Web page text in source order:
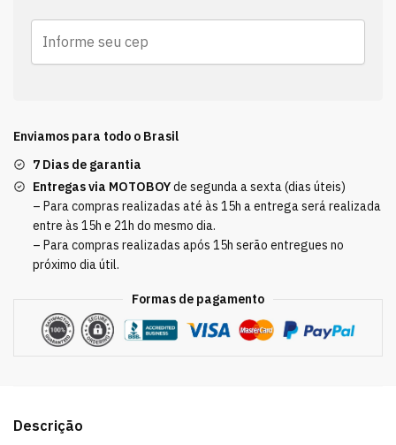
Enviamos para todo o Brasil
7 Dias de garantia
Entregas via MOTOBOYde segunda a sexta (dias úteis)
– Para compras realizadas até às 15h a entrega será realizada
entre às 15h e 21h do mesmo dia.
– Para compras realizadas após 15h serão entregues no
próximo dia útil.
Formas de pagamento
Descrição